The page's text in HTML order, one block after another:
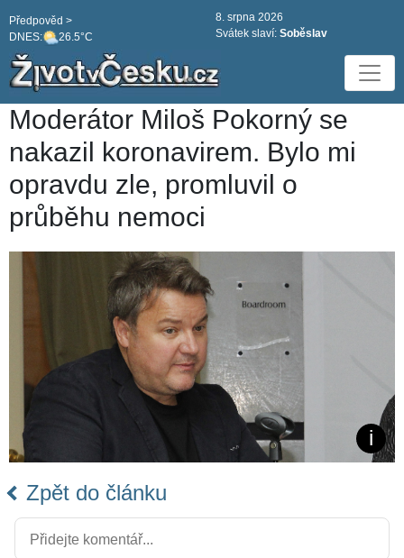
DNES: 26.5°C
Předpověd >
8. srpna 2026
Svátek slaví: Soběslav
Moderátor Miloš Pokorný se
nakazil koronavirem. Bylo mi
opravdu zle, promluvil o
průběhu nemoci
Zpět do článku